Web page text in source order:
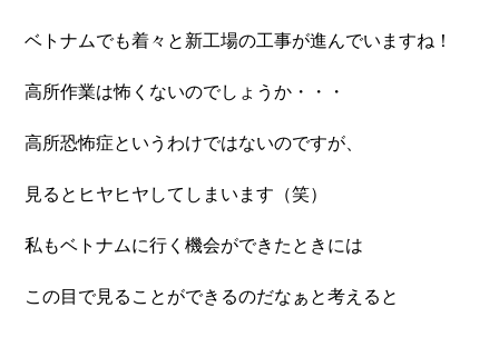
ベトナムでも着々と新工場の工事が進んでいますね！
高所作業は怖くないのでしょうか・・・
高所恐怖症というわけではないのですが、
見るとヒヤヒヤしてしまいます（笑）
私もベトナムに行く機会ができたときには
この目で見ることができるのだなぁと考えると